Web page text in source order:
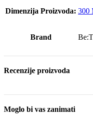
Dimenzija Proizvoda: 300
Brand
Recenzije proizvoda
Moglo bi vas zanimati